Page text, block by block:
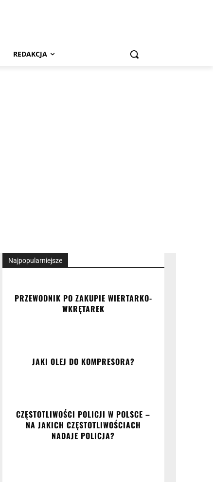
REDAKCJA
Najpopularniejsze
PRZEWODNIK PO ZAKUPIE WIERTARKO-
WKRĘTAREK
JAKI OLEJ DO KOMPRESORA?
CZĘSTOTLIWOŚCI POLICJI W POLSCE –
NA JAKICH CZĘSTOTLIWOŚCIACH
NADAJE POLICJA?